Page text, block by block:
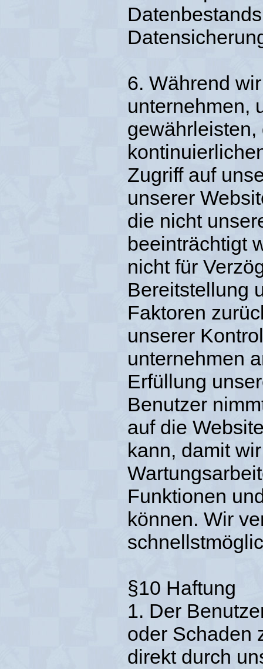
6. Während
unternehmen,
Zugriff auf
unserer
die nicht
beeinträchtigt
nicht für
Bereitstellung
Faktoren
unserer
unternehmen
Erfüllung
Benutzer
auf die
kann, damit
Funktionen
können. Wir
§10 Haftung
1. Der
oder Schaden
direkt durch